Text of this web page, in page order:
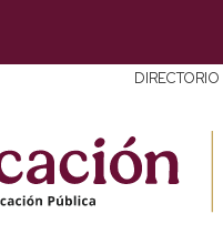
DIRECTORIO